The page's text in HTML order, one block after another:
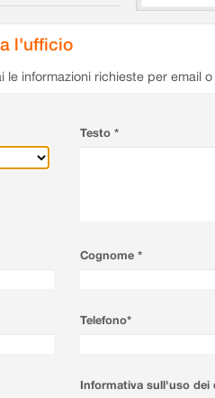
l'ufficio
le informazioni richieste per email
Testo *
Cognome *
Telefono*
Informativa sull'uso dei